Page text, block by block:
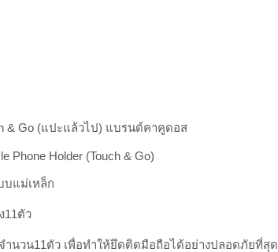
& Go (แปะแล้วไป) แบรนด์คาคูดอส
Phone Holder (Touch & Go)
บแม่เหล็ก
11ตัว
ำนวน11ตัว เพื่อทำให้ยึดติดมือถือได้อย่างปลอดภัยที่สุด